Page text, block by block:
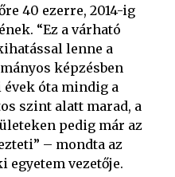
40 ezerre, 2014-ig
“Ez a várható
lenne a
képzésben
óta mindig a
szint alatt marad, a
pedig már az
– mondta az
egyetem vezetője.